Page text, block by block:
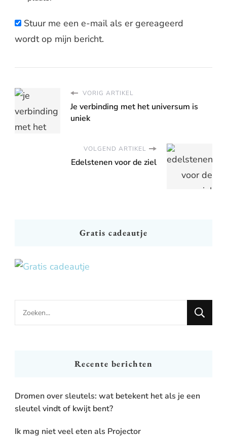
Stuur me een e-mail als er gereageerd
wordt op mijn bericht.
VORIG ARTIKEL
Je verbinding met het universum is
uniek
VOLGEND ARTIKEL
Edelstenen voor de ziel
Gratis cadeautje
Looking
for
Recente berichten
Dromen over sleutels: wat betekent het als je een
sleutel vindt of kwijt bent?
Ik mag niet veel eten als Projector